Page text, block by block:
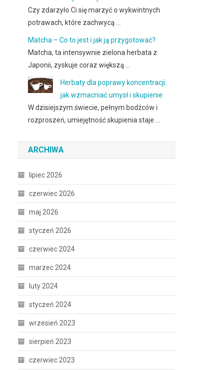
Czy zdarzyło Ci się marzyć o wykwintnych
potrawach, które zachwycą …
Matcha – Co to jest i jak ją przygotować?
Matcha, ta intensywnie zielona herbata z
Japonii, zyskuje coraz większą …
Herbaty dla poprawy koncentracji:
jak wzmacniać umysł i skupienie
W dzisiejszym świecie, pełnym bodźców i
rozproszeń, umiejętność skupienia staje …
ARCHIWA
lipiec 2026
czerwiec 2026
maj 2026
styczeń 2026
czerwiec 2024
marzec 2024
luty 2024
styczeń 2024
wrzesień 2023
sierpień 2023
czerwiec 2023